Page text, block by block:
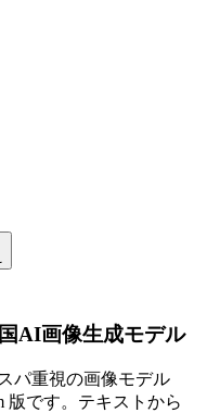
AI画像生成モデル
スパ重視の画像モデル
版です。テキストから